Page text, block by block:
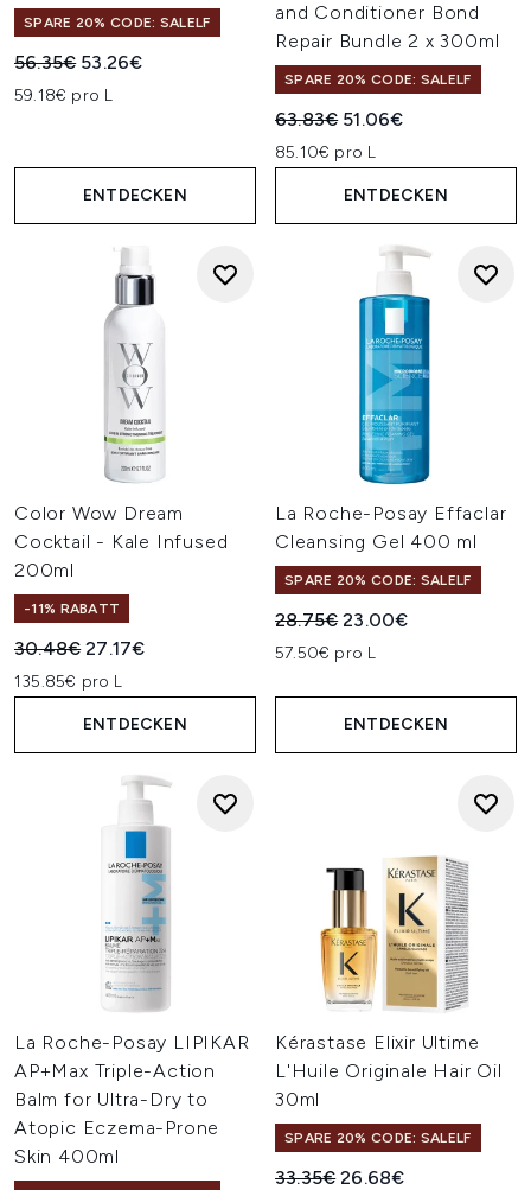
SPARE 20% CODE: SALELF
Unverbindliche Preisempfehlung:
56.35€ Aktueller Preis:
53.26€
59.18€ pro L
ENTDECKEN
and Conditioner Bond
Repair Bundle 2 x 300ml
SPARE 20% CODE: SALELF
Unverbindliche
63.83€ Aktueller Preis:
51.06€
85.10€ pro L
ENTDECKEN
Color Wow Dream
Cocktail - Kale Infused
200ml
-11% RABATT
Unverbindliche Preisempfehlung:
30.48€Aktueller Preis:
27.17€
135.85€ pro L
ENTDECKEN
La Roche-Posay Effaclar
Cleansing Gel 400 ml
SPARE 20% CODE: SALELF
Unverbindliche
28.75€Aktueller Preis:
23.00€
57.50€ pro L
ENTDECKEN
La Roche-Posay LIPIKAR
AP+Max Triple-Action
Balm for Ultra-Dry to
Atopic Eczema-Prone
Skin 400ml
Kérastase Elixir Ultime
L'Huile Originale Hair Oil
30ml
SPARE 20% CODE: SALELF
Unverbindliche
33.35€Aktueller Preis:
26.68€